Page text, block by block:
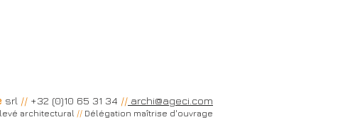
srl // +32 (0)10 65 31 34 // archi@ageci.com
architectural // Délégation maîtrise d'ouvrage